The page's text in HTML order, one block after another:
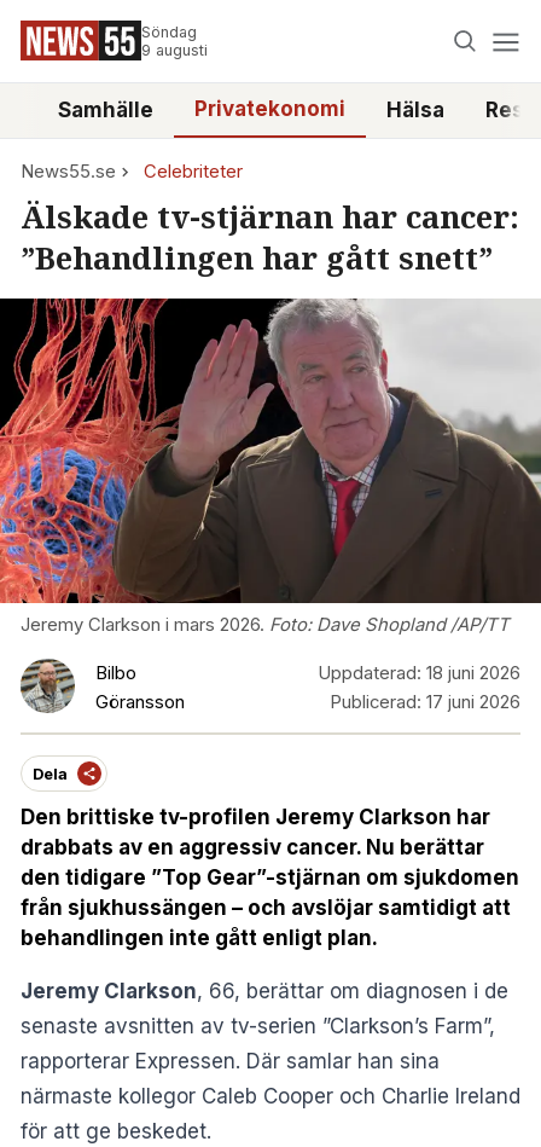
Söndag
9 augusti
Samhälle Privatekonomi Hälsa
News55.se Celebriteter
Älskade tv-stjärnan har cancer:
”Behandlingen har gått snett”
Jeremy Clarkson i mars 2026. Foto: Dave Shopland /AP/TT
Bilbo
Göransson
Uppdaterad: 18 juni 2026
Publicerad: 17 juni 2026
Dela
Den brittiske tv-profilen Jeremy Clarkson har
drabbats av en aggressiv cancer. Nu berättar
den tidigare ”Top Gear”-stjärnan om sjukdomen
från sjukhussängen – och avslöjar samtidigt att
behandlingen inte gått enligt plan.
Jeremy Clarkson, 66, berättar om diagnosen i de
senaste avsnitten av tv-serien ”Clarkson’s Farm”,
rapporterar Expressen. Där samlar han sina
närmaste kollegor Caleb Cooper och Charlie Ireland
för att ge beskedet.